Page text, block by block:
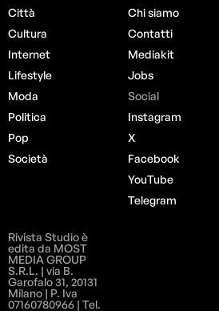
Città
Cultura
Internet
Lifestyle
Moda
Politica
Pop
Società
Chi siamo
Contatti
Mediakit
Jobs
Social
Instagram
X
Facebook
YouTube
Telegram
Rivista Studio è
edita da MOST
MEDIA GROUP
S.R.L. | via B.
Garofalo 31, 20131
Milano | P. Iva
07160780966 | Tel.